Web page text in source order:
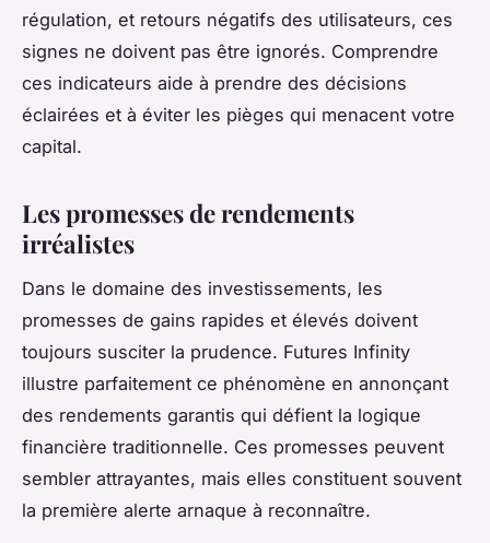
régulation, et retours négatifs des utilisateurs, ces
signes ne doivent pas être ignorés. Comprendre
ces indicateurs aide à prendre des décisions
éclairées et à éviter les pièges qui menacent votre
capital.
Les promesses de rendements
irréalistes
Dans le domaine des investissements, les
promesses de gains rapides et élevés doivent
toujours susciter la prudence. Futures Infinity
illustre parfaitement ce phénomène en annonçant
des rendements garantis qui défient la logique
financière traditionnelle. Ces promesses peuvent
sembler attrayantes, mais elles constituent souvent
la première alerte arnaque à reconnaître.